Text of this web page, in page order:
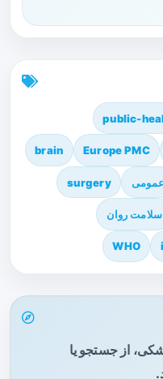
public-
Europe PMC
brain
surgery
سلامت روان
WHO
از جستجو یا